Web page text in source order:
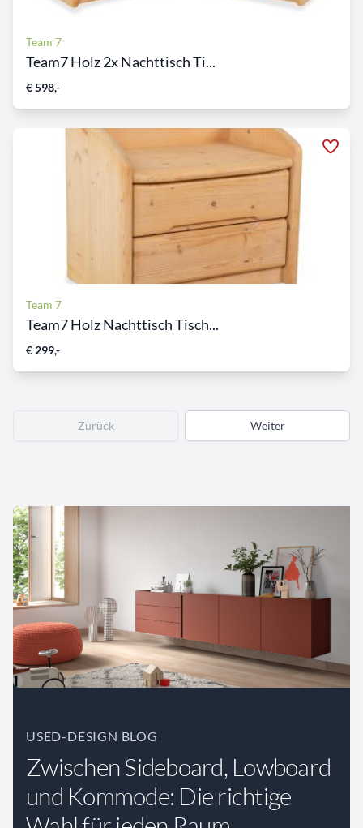
Team 7
Team7 Holz 2x Nachttisch Ti...
€ 598,-
Team 7
Team7 Holz Nachttisch Tisch...
€ 299,-
Zurück Weiter
USED-DESIGN BLOG
Zwischen Sideboard, Lowboard
und Kommode: Die richtige